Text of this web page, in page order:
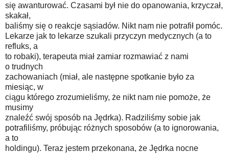
się awanturować. Czasami był nie do opanowania, krzyczał,
skakał,
baliśmy się o reakcje sąsiadów. Nikt nam nie potrafił pomóc.
Lekarze jak to lekarze szukali przyczyn medycznych (a to
refluks, a
to robaki), terapeuta miał zamiar rozmawiać z nami
o trudnych
zachowaniach (miał, ale następne spotkanie było za
miesiąc, w
ciągu którego zrozumieliśmy, że nikt nam nie pomoże, że
musimy
znaleźć swój sposób na Jędrka). Radziliśmy sobie jak
potrafiliśmy, próbując różnych sposobów (a to ignorowania,
a to
holdingu). Teraz jestem przekonana, że Jędrka nocne